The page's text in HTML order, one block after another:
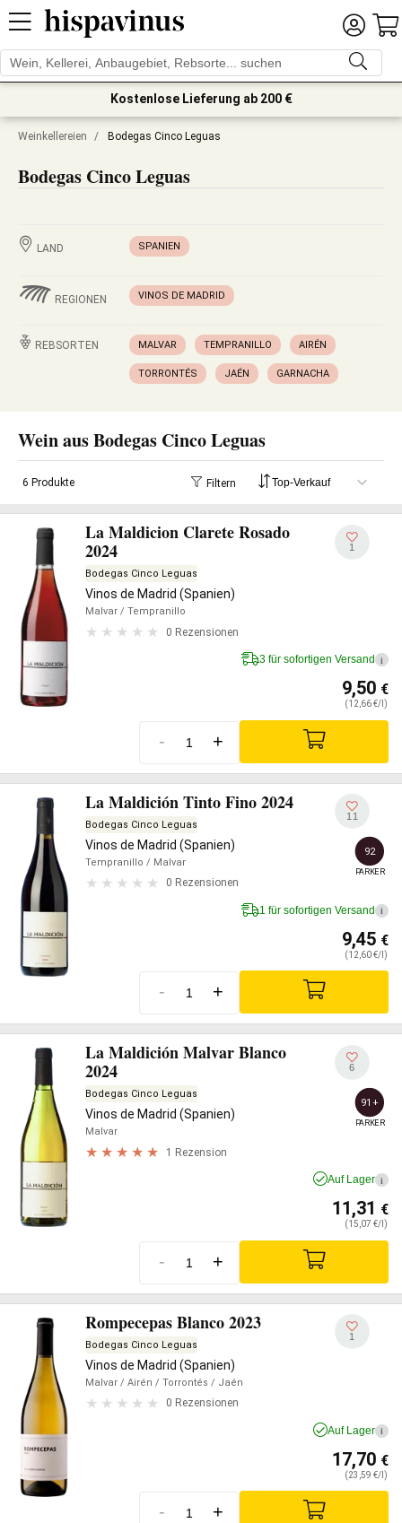
Kostenlose Lieferung ab 200 €
Weinkellereien / Bodegas Cinco Leguas
Bodegas Cinco Leguas
LAND SPANIEN
REGIONEN VINOS DE MADRID
REBSORTEN MALVAR TEMPRANILLO AIRÉN
TORRONTÉS JAÉN GARNACHA
Wein aus Bodegas Cinco Leguas
6 Produkte Filtern
La Maldicion Clarete Rosado
2024
Bodegas Cinco Leguas
Vinos de Madrid (Spanien)
Malvar / Tempranillo
0 Rezensionen
1
3 für sofortigen Versand i
9,50 €
(12,66 €/l)
- +
La Maldición Tinto Fino 2024
Bodegas Cinco Leguas
Vinos de Madrid (Spanien)
Tempranillo / Malvar
0 Rezensionen
11
92
PARKER
1 für sofortigen Versand i
9,45 €
(12,60 €/l)
- +
La Maldición Malvar Blanco
2024
Bodegas Cinco Leguas
Vinos de Madrid (Spanien)
Malvar
1 Rezension
6
91+
PARKER
Auf Lager i
11,31 €
(15,07 €/l)
- +
Rompecepas Blanco 2023
Bodegas Cinco Leguas
Vinos de Madrid (Spanien)
Malvar / Airén / Torrontés / Jaén
0 Rezensionen
1
Auf Lager i
17,70 €
(23,59 €/l)
- +